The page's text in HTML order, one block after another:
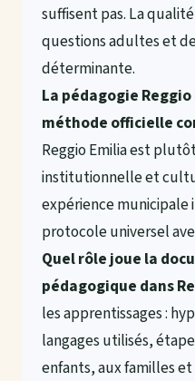
suffisent pas. La
questions adultes et
déterminante.
La pédagogie
méthode officielle
Reggio Emilia est
institutionnelle et
expérience municipale
protocole universel
Quel rôle joue la
pédagogique dans
les apprentissages :
langages utilisés,
enfants, aux familles